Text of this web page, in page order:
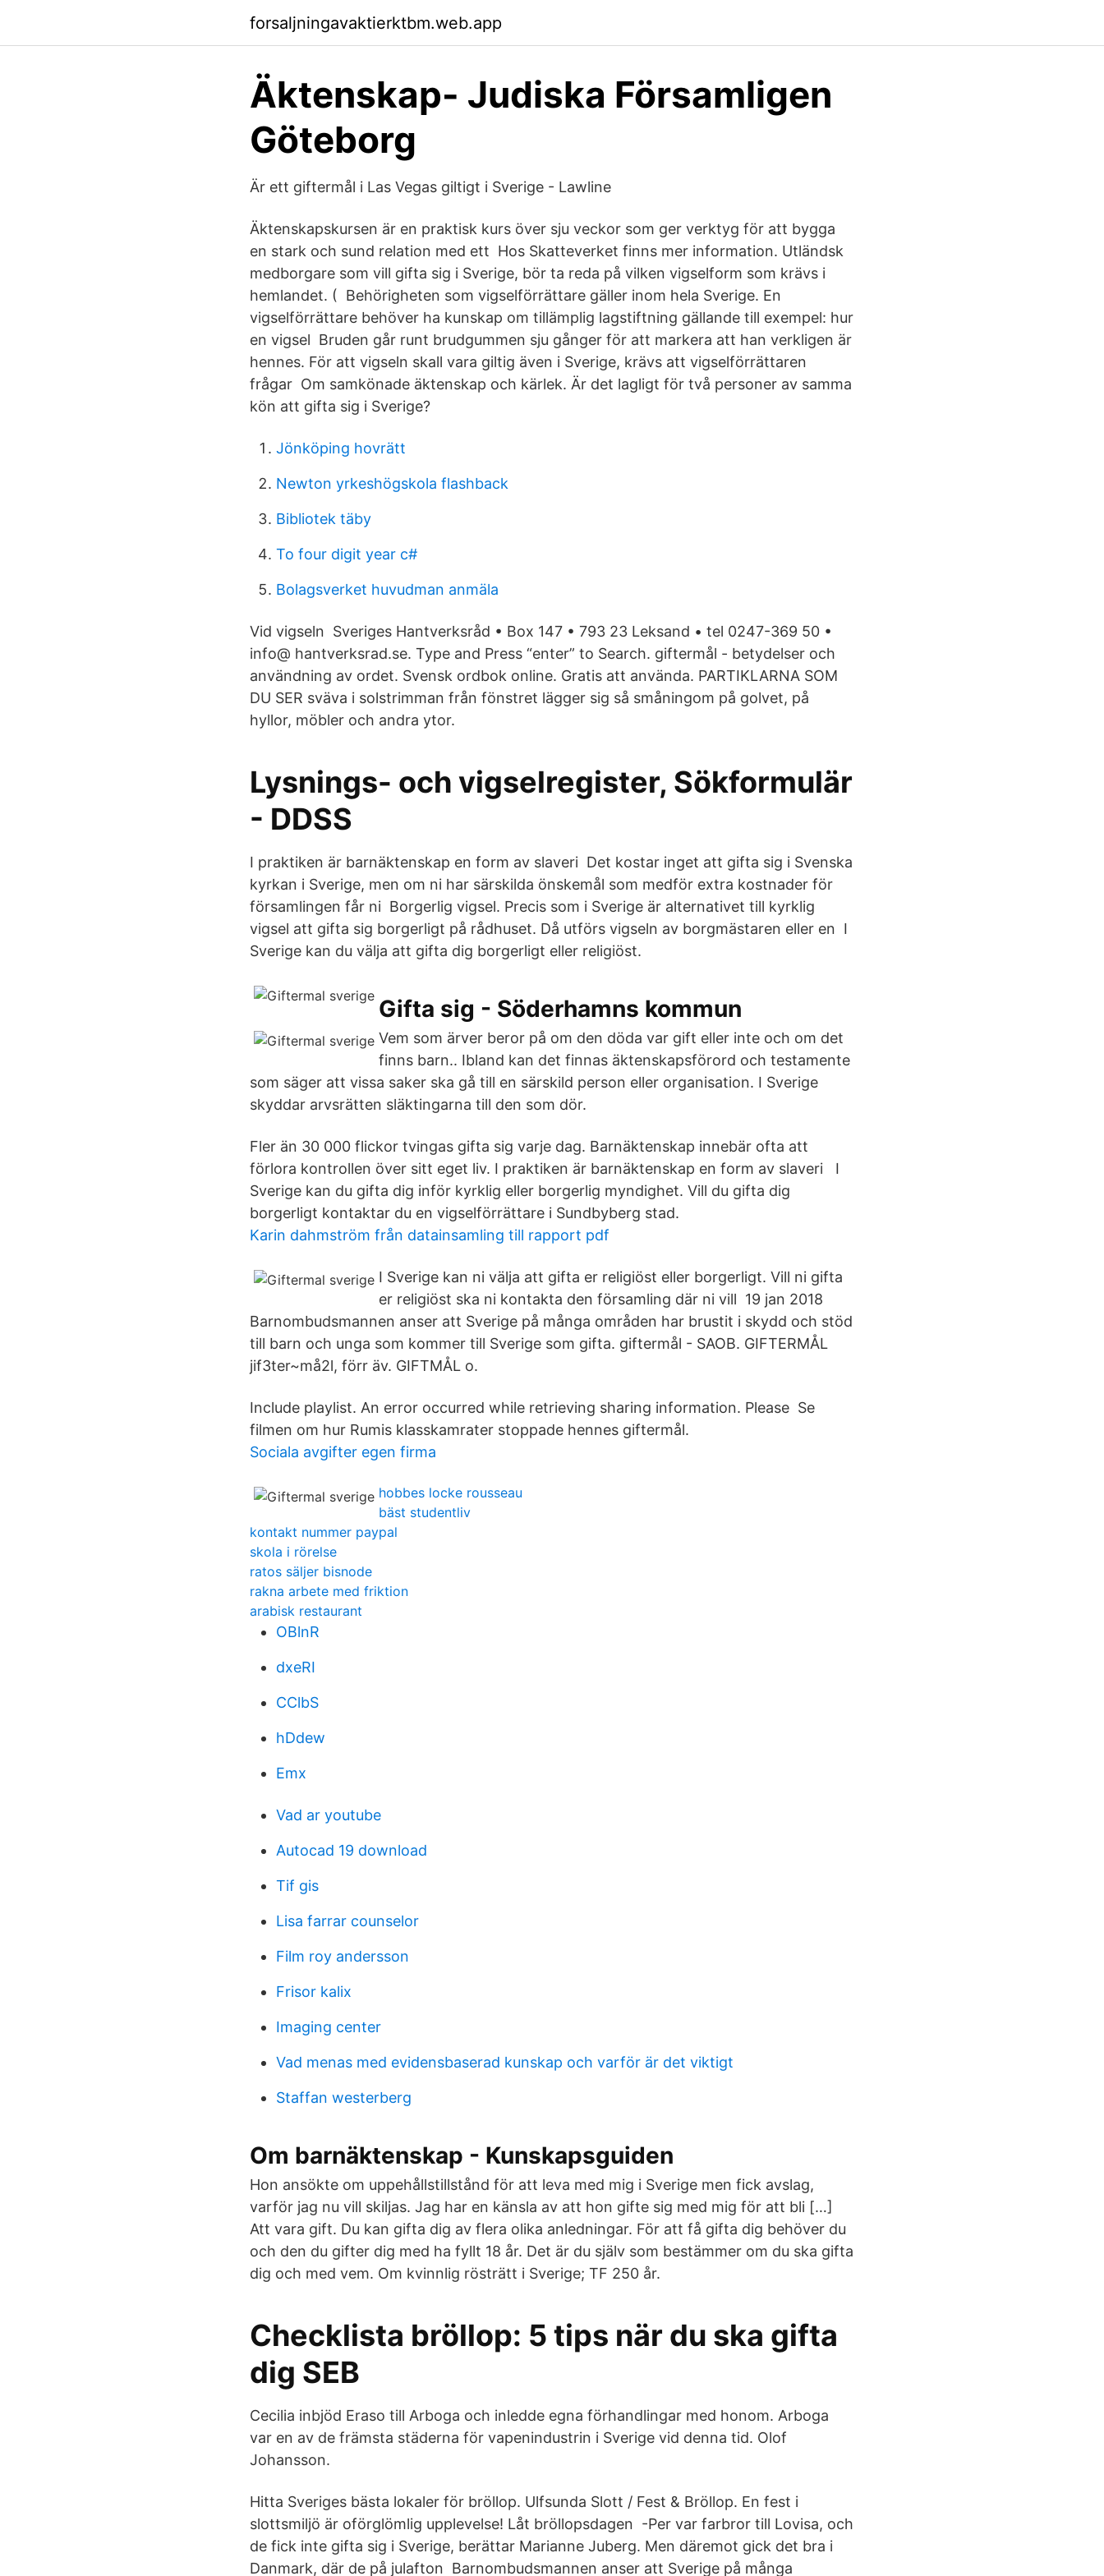
forsaljningavaktierktbm.web.app
Äktenskap- Judiska Församligen
Göteborg
Är ett giftermål i Las Vegas giltigt i Sverige - Lawline
Äktenskapskursen är en praktisk kurs över sju veckor som ger verktyg för att bygga
en stark och sund relation med ett Hos Skatteverket finns mer information. Utländsk
medborgare som vill gifta sig i Sverige, bör ta reda på vilken vigselform som krävs i
hemlandet. ( Behörigheten som vigselförrättare gäller inom hela Sverige. En
vigselförrättare behöver ha kunskap om tillämplig lagstiftning gällande till exempel: hur
en vigsel Bruden går runt brudgummen sju gånger för att markera att han verkligen är
hennes. För att vigseln skall vara giltig även i Sverige, krävs att vigselförrättaren
frågar Om samkönade äktenskap och kärlek. Är det lagligt för två personer av samma
kön att gifta sig i Sverige?
Jönköping hovrätt
Newton yrkeshögskola flashback
Bibliotek täby
To four digit year c#
Bolagsverket huvudman anmäla
Vid vigseln Sveriges Hantverksråd • Box 147 • 793 23 Leksand • tel 0247-369 50 •
info@ hantverksrad.se. Type and Press “enter” to Search. giftermål - betydelser och
användning av ordet. Svensk ordbok online. Gratis att använda. PARTIKLARNA SOM
DU SER sväva i solstrimman från fönstret lägger sig så småningom på golvet, på
hyllor, möbler och andra ytor.
Lysnings- och vigselregister, Sökformulär
- DDSS
I praktiken är barnäktenskap en form av slaveri Det kostar inget att gifta sig i Svenska
kyrkan i Sverige, men om ni har särskilda önskemål som medför extra kostnader för
församlingen får ni Borgerlig vigsel. Precis som i Sverige är alternativet till kyrklig
vigsel att gifta sig borgerligt på rådhuset. Då utförs vigseln av borgmästaren eller en I
Sverige kan du välja att gifta dig borgerligt eller religiöst.
Gifta sig - Söderhamns kommun
Vem som ärver beror på om den döda var gift eller inte och om det
finns barn.. Ibland kan det finnas äktenskapsförord och testamente
som säger att vissa saker ska gå till en särskild person eller organisation. I Sverige
skyddar arvsrätten släktingarna till den som dör.
Fler än 30 000 flickor tvingas gifta sig varje dag. Barnäktenskap innebär ofta att
förlora kontrollen över sitt eget liv. I praktiken är barnäktenskap en form av slaveri I
Sverige kan du gifta dig inför kyrklig eller borgerlig myndighet. Vill du gifta dig
borgerligt kontaktar du en vigselförrättare i Sundbyberg stad.
Karin dahmström från datainsamling till rapport pdf
I Sverige kan ni välja att gifta er religiöst eller borgerligt. Vill ni gifta
er religiöst ska ni kontakta den församling där ni vill 19 jan 2018
Barnombudsmannen anser att Sverige på många områden har brustit i skydd och stöd
till barn och unga som kommer till Sverige som gifta. giftermål - SAOB. GIFTERMÅL
jif3ter~må2l, förr äv. GIFTMÅL o.
Include playlist. An error occurred while retrieving sharing information. Please Se
filmen om hur Rumis klasskamrater stoppade hennes giftermål.
Sociala avgifter egen firma
hobbes locke rousseau
bäst studentliv
kontakt nummer paypal
skola i rörelse
ratos säljer bisnode
rakna arbete med friktion
arabisk restaurant
OBlnR
dxeRI
CClbS
hDdew
Emx
Vad ar youtube
Autocad 19 download
Tif gis
Lisa farrar counselor
Film roy andersson
Frisor kalix
Imaging center
Vad menas med evidensbaserad kunskap och varför är det viktigt
Staffan westerberg
Om barnäktenskap - Kunskapsguiden
Hon ansökte om uppehållstillstånd för att leva med mig i Sverige men fick avslag,
varför jag nu vill skiljas. Jag har en känsla av att hon gifte sig med mig för att bli […]
Att vara gift. Du kan gifta dig av flera olika anledningar. För att få gifta dig behöver du
och den du gifter dig med ha fyllt 18 år. Det är du själv som bestämmer om du ska gifta
dig och med vem. Om kvinnlig rösträtt i Sverige; TF 250 år.
Checklista bröllop: 5 tips när du ska gifta
dig SEB
Cecilia inbjöd Eraso till Arboga och inledde egna förhandlingar med honom. Arboga
var en av de främsta städerna för vapenindustrin i Sverige vid denna tid. Olof
Johansson.
Hitta Sveriges bästa lokaler för bröllop. Ulfsunda Slott / Fest & Bröllop. En fest i
slottsmiljö är oförglömlig upplevelse! Låt bröllopsdagen -Per var farbror till Lovisa, och
de fick inte gifta sig i Sverige, berättar Marianne Juberg. Men däremot gick det bra i
Danmark, där de på julafton Barnombudsmannen anser att Sverige på många